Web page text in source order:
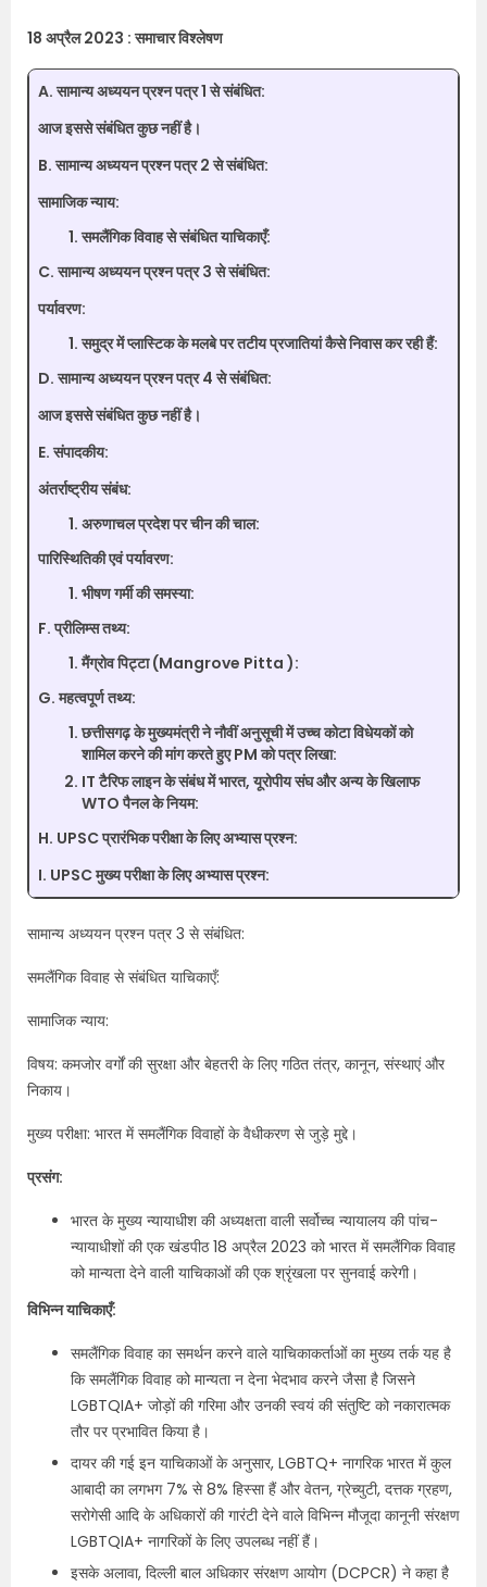
18 अप्रैल 2023 : समाचार विश्लेषण
A. सामान्य अध्ययन प्रश्न पत्र 1 से संबंधित:
आज इससे संबंधित कुछ नहीं है।
B. सामान्य अध्ययन प्रश्न पत्र 2 से संबंधित:
सामाजिक न्याय:
समलैंगिक विवाह से संबंधित याचिकाएँ:
C. सामान्य अध्ययन प्रश्न पत्र 3 से संबंधित:
पर्यावरण:
समुद्र में प्लास्टिक के मलबे पर तटीय प्रजातियां कैसे निवास कर रही हैं:
D. सामान्य अध्ययन प्रश्न पत्र 4 से संबंधित:
आज इससे संबंधित कुछ नहीं है।
E. संपादकीय:
अंतर्राष्ट्रीय संबंध:
अरुणाचल प्रदेश पर चीन की चाल:
पारिस्थितिकी एवं पर्यावरण:
भीषण गर्मी की समस्या:
F. प्रीलिम्स तथ्य:
मैंग्रोव पिट्टा (Mangrove Pitta ):
G. महत्वपूर्ण तथ्य:
छत्तीसगढ़ के मुख्यमंत्री ने नौवीं अनुसूची में उच्च कोटा विधेयकों को
शामिल करने की मांग करते हुए PM को पत्र लिखा:
IT टैरिफ लाइन के संबंध में भारत, यूरोपीय संघ और अन्य के खिलाफ
WTO पैनल के नियम:
H. UPSC प्रारंभिक परीक्षा के लिए अभ्यास प्रश्न:
I. UPSC मुख्य परीक्षा के लिए अभ्यास प्रश्न:
सामान्य अध्ययन प्रश्न पत्र 3 से संबंधित:
समलैंगिक विवाह से संबंधित याचिकाएँ:
सामाजिक न्याय:
विषय: कमजोर वर्गों की सुरक्षा और बेहतरी के लिए गठित तंत्र, कानून, संस्थाएं और
निकाय।
मुख्य परीक्षा: भारत में समलैंगिक विवाहों के वैधीकरण से जुड़े मुद्दे।
प्रसंग:
भारत के मुख्य न्यायाधीश की अध्यक्षता वाली सर्वोच्च न्यायालय की पांच-
न्यायाधीशों की एक खंडपीठ 18 अप्रैल 2023 को भारत में समलैंगिक विवाह
को मान्यता देने वाली याचिकाओं की एक श्रृंखला पर सुनवाई करेगी।
विभिन्न याचिकाएँ:
समलैंगिक विवाह का समर्थन करने वाले याचिकाकर्ताओं का मुख्य तर्क यह है
कि समलैंगिक विवाह को मान्यता न देना भेदभाव करने जैसा है जिसने
LGBTQIA+ जोड़ों की गरिमा और उनकी स्वयं की संतुष्टि को नकारात्मक
तौर पर प्रभावित किया है।
दायर की गई इन याचिकाओं के अनुसार, LGBTQ+ नागरिक भारत में कुल
आबादी का लगभग 7% से 8% हिस्सा हैं और वेतन, ग्रेच्युटी, दत्तक ग्रहण,
सरोगेसी आदि के अधिकारों की गारंटी देने वाले विभिन्न मौजूदा कानूनी संरक्षण
LGBTQIA+ नागरिकों के लिए उपलब्ध नहीं हैं।
इसके अलावा, दिल्ली बाल अधिकार संरक्षण आयोग (DCPCR) ने कहा है